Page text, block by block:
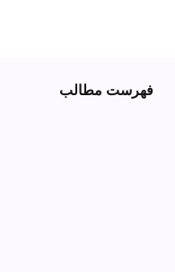
فهرست مطالب